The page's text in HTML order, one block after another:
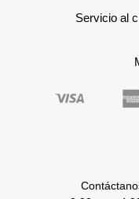
Servicio al